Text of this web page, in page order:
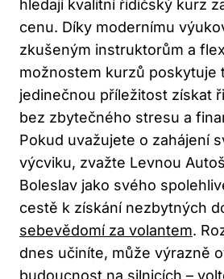
hledají kvalitní řidičský kurz
cenu. Díky modernímu
zkušeným instruktorům a
možnostem kurzů poskytuje
jedinečnou příležitost získat
bez zbytečného stresu a
Pokud uvažujete o zahájení
výcviku, zvažte Levnou
Boleslav jako svého
cestě k získání nezbytných
sebevědomí za volantem.
dnes učiníte, může výrazně
budoucnost na silnicích –